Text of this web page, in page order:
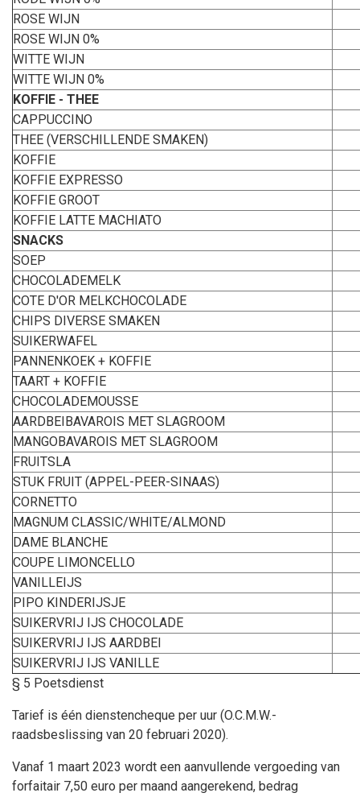
ROSE WIJN
ROSE WIJN 0%
WITTE WIJN
WITTE WIJN 0%
KOFFIE - THEE
CAPPUCCINO
THEE (VERSCHILLENDE SMAKEN)
KOFFIE
KOFFIE EXPRESSO
KOFFIE GROOT
KOFFIE LATTE MACHIATO
SNACKS
SOEP
CHOCOLADEMELK
COTE D'OR MELKCHOCOLADE
CHIPS DIVERSE SMAKEN
SUIKERWAFEL
PANNENKOEK + KOFFIE
TAART + KOFFIE
CHOCOLADEMOUSSE
AARDBEIBAVAROIS MET SLAGROOM
MANGOBAVAROIS MET SLAGROOM
FRUITSLA
STUK FRUIT (APPEL-PEER-SINAAS)
CORNETTO
MAGNUM CLASSIC/WHITE/ALMOND
DAME BLANCHE
COUPE LIMONCELLO
VANILLEIJS
PIPO KINDERIJSJE
SUIKERVRIJ IJS CHOCOLADE
SUIKERVRIJ IJS AARDBEI
SUIKERVRIJ IJS VANILLE
§ 5 Poetsdienst
Tarief is één dienstencheque per uur (O.C.M.W.-
raadsbeslissing van 20 februari 2020).
Vanaf 1 maart 2023 wordt een aanvullende vergoeding van
forfaitair 7,50 euro per maand aangerekend, bedrag